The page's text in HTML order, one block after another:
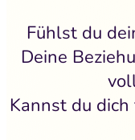
Fühlst du
Deine
Kannst du